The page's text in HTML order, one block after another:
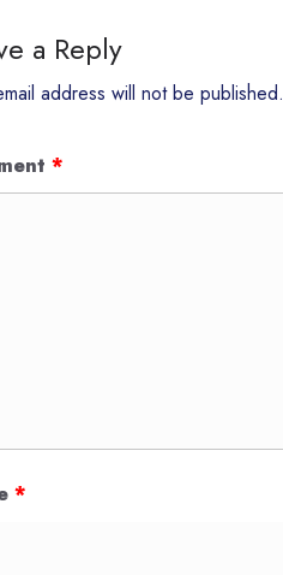
a Reply
address will not be published.
*
*